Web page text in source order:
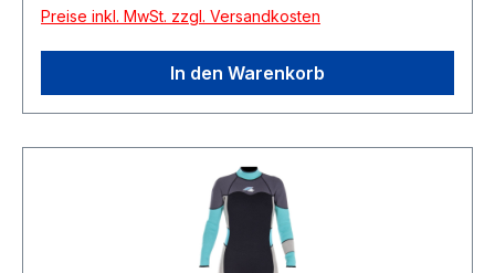
Preise inkl. MwSt. zzgl. Versandkosten
In den Warenkorb